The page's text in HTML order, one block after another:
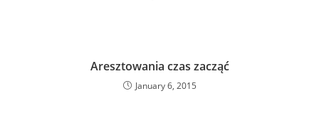
Aresztowania czas zacząć
January 6, 2015